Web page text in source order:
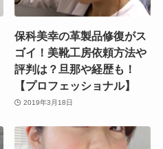
保科美幸の革製品修復がス
ゴイ！美靴工房依頼方法や
評判は？旦那や経歴も！
【プロフェッショナル】
2019年3月18日